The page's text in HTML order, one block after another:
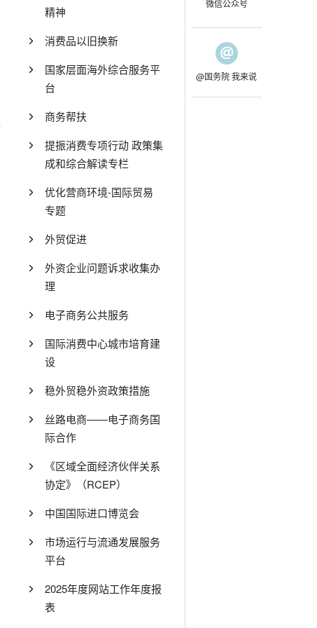
精神
消费品以旧换新
国家层面海外综合服务平
台
商务帮扶
提振消费专项行动 政策集
成和综合解读专栏
优化营商环境-国际贸易
专题
外贸促进
外资企业问题诉求收集办
理
电子商务公共服务
国际消费中心城市培育建
设
稳外贸稳外资政策措施
丝路电商——电子商务国
际合作
《区域全面经济伙伴关系
协定》（RCEP）
中国国际进口博览会
市场运行与流通发展服务
平台
2025年度网站工作年度报
表
微信公众号
@国务院 我来说